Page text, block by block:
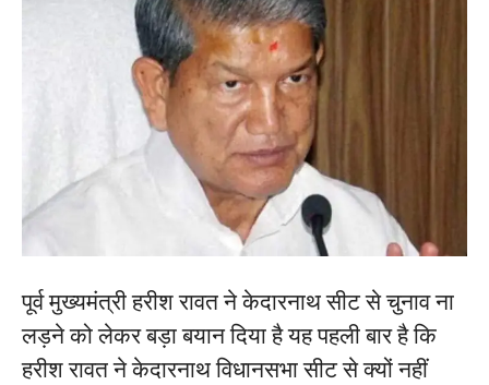
पूर्व मुख्यमंत्री हरीश रावत ने केदारनाथ सीट से चुनाव ना
लड़ने को लेकर बड़ा बयान दिया है यह पहली बार है कि
हरीश रावत ने केदारनाथ विधानसभा सीट से क्यों नहीं